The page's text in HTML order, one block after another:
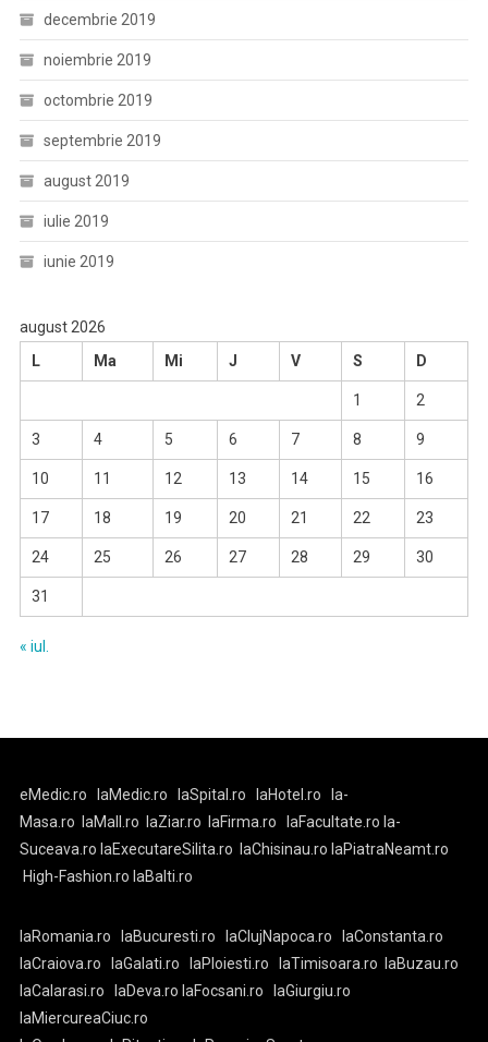
decembrie 2019
noiembrie 2019
octombrie 2019
septembrie 2019
august 2019
iulie 2019
iunie 2019
august 2026
L
Ma Mi J V S D
1 2
3 4 5 6 7 8 9
10 11 12 13 14 15 16
17 18 19 20 21 22 23
24 25 26 27 28 29 30
31
« iul.
eMedic.ro laMedic.ro laSpital.ro laHotel.ro
la-
Masa.ro
laMall.ro laZiar.ro laFirma.ro laFacultate.ro la-
Suceava.ro laExecutareSilita.ro laChisinau.ro laPiatraNeamt.ro
High-Fashion.ro laBalti.ro
laRomania.ro laBucuresti.ro laClujNapoca.ro
laConstanta.ro
laCraiova.ro
laGalati.ro laPloiesti.ro laTimisoara.ro
laBuzau.ro
laCalarasi.ro
laDeva.ro laFocsani.ro
laGiurgiu.ro
laMiercureaCiuc.ro